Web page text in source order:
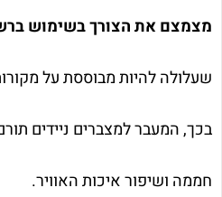
מצמצם את הצורך בשימוש
שעלולה להיות מבוססת על
בכך, המעבר למצברים ניידים
חממה ושיפור איכות האוויר.